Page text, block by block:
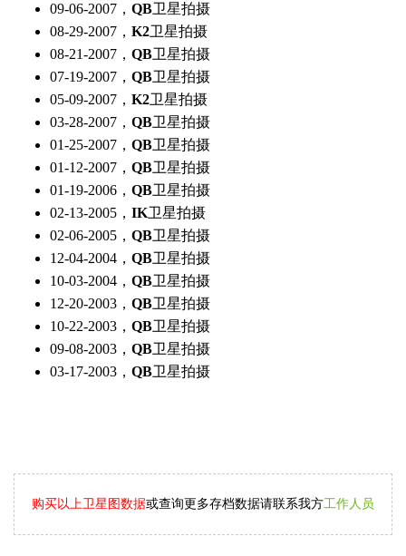
09-06-2007， QB卫星拍摄
08-29-2007， K2卫星拍摄
08-21-2007， QB卫星拍摄
07-19-2007， QB卫星拍摄
05-09-2007， K2卫星拍摄
03-28-2007， QB卫星拍摄
01-25-2007， QB卫星拍摄
01-12-2007， QB卫星拍摄
01-19-2006， QB卫星拍摄
02-13-2005， IK卫星拍摄
02-06-2005， QB卫星拍摄
12-04-2004， QB卫星拍摄
10-03-2004， QB卫星拍摄
12-20-2003， QB卫星拍摄
10-22-2003， QB卫星拍摄
09-08-2003， QB卫星拍摄
03-17-2003， QB卫星拍摄
购买以上卫星图数据或查询更多存档数据请联系我方工作人员